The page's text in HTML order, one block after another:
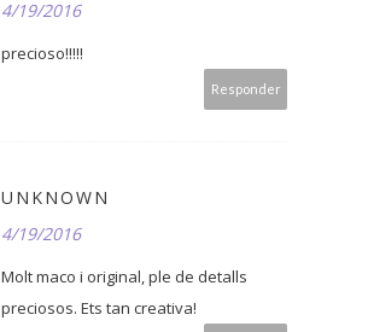
4/19/2016
precioso!!!!!
Responder
UNKNOWN
4/19/2016
Molt maco i original, ple de detalls
preciosos. Ets tan creativa!